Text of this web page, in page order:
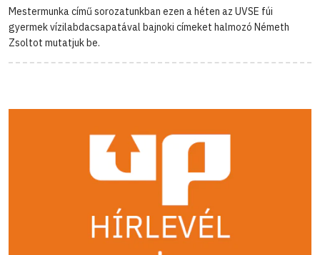
Mestermunka című sorozatunkban ezen a héten az UVSE fúi
gyermek vízilabdacsapatával bajnoki címeket halmozó Németh
Zsoltot mutatjuk be.